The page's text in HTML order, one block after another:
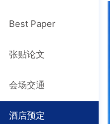
Best Paper
张贴论文
会场交通
酒店预定